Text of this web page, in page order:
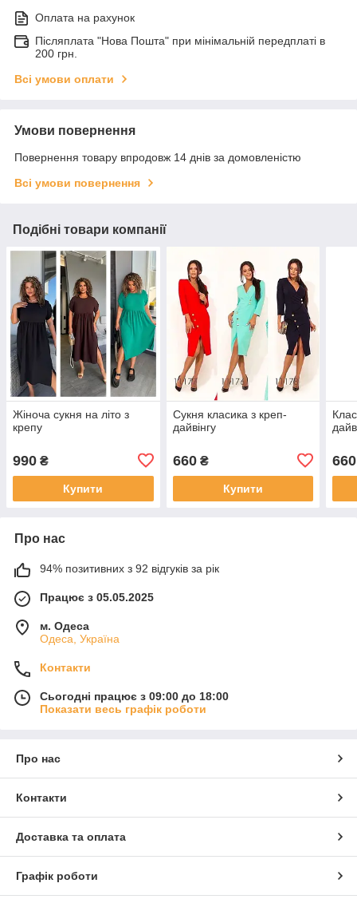
Оплата на рахунок
Післяплата "Нова Пошта" при мінімальній передплаті в
200 грн.
Всі умови оплати
Умови повернення
Повернення товару впродовж 14 днів за домовленістю
Всі умови повернення
Подібні товари компанії
Жіноча сукня на літо з
крепу
990 ₴
Купити
Сукня класика з креп-
дайвінгу
660₴
Купити
660
Про нас
94% позитивних з 92 відгуків за рік
Працює з 05.05.2025
м. Одеса
Одеса, Україна
Контакти
Сьогодні працює з 09:00 до 18:00
Показати весь графік роботи
Про нас
Контакти
Доставка та оплата
Графік роботи